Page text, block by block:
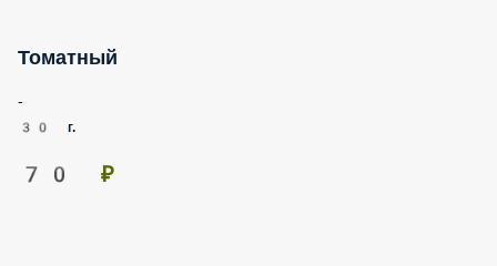
Томатный
30 г.
70 ₽